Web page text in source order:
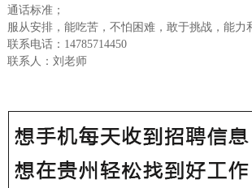
通话标准；
服从安排，能吃苦，不怕困难，敢于挑战，能力
联系电话：14785714450
联系人：刘老师